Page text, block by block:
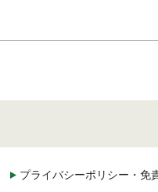
プライバシーポリシー・免